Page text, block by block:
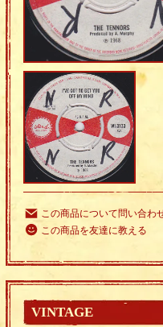
この商品について問い合わ
この商品を友達に教える
VINTAGE